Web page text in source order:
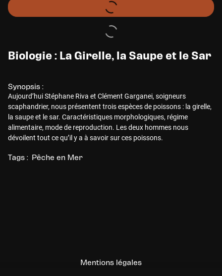
Biologie : La Girelle, la Saupe et le Sar
Synopsis :
Aujourd’hui Stéphane Riva et Clément Garganei, soigneurs
scaphandrier, nous présentent trois espèces de poissons : la girelle,
la saupe et le sar. Caractéristiques morphologiques, régime
alimentaire, mode de reproduction. Les deux hommes nous
dévoilent tout ce qu’il y a à savoir sur ces poissons.
Tags : Pêche en Mer
Mentions légales